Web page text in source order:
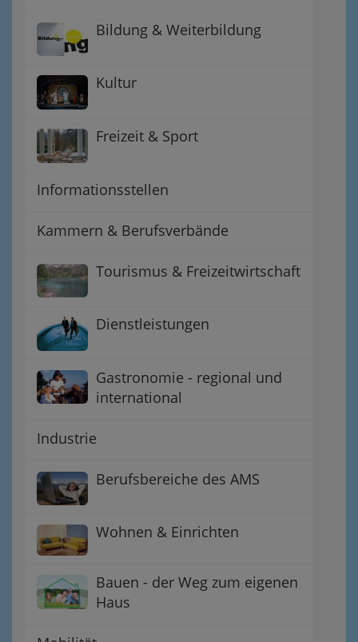
Bildung & Weiterbildung
Kultur
Freizeit & Sport
Informationsstellen
Kammern & Berufsverbände
Tourismus & Freizeitwirtschaft
Dienstleistungen
Gastronomie - regional und
international
Industrie
Berufsbereiche des AMS
Wohnen & Einrichten
Bauen - der Weg zum eigenen
Haus